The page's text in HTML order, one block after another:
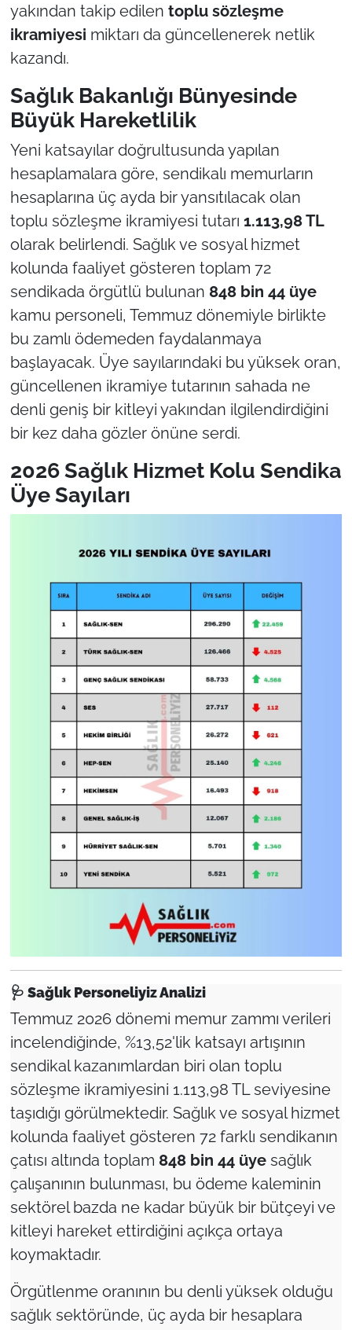
yakından takip edilen toplu sözleşme
ikramiyesi miktarı da güncellenerek netlik
kazandı.
Sağlık Bakanlığı Bünyesinde
Büyük Hareketlilik
Yeni katsayılar doğrultusunda yapılan
hesaplamalara göre, sendikalı memurların
hesaplarına üç ayda bir yansıtılacak olan
toplu sözleşme ikramiyesi tutarı 1.113,98 TL
olarak belirlendi. Sağlık ve sosyal hizmet
kolunda faaliyet gösteren toplam 72
sendikada örgütlü bulunan 848 bin 44 üye
kamu personeli, Temmuz dönemiyle birlikte
bu zamlı ödemeden faydalanmaya
başlayacak. Üye sayılarındaki bu yüksek oran,
güncellenen ikramiye tutarının sahada ne
denli geniş bir kitleyi yakından ilgilendirdiğini
bir kez daha gözler önüne serdi.
2026 Sağlık Hizmet Kolu Sendika
Üye Sayıları
🩺 Sağlık Personeliyiz Analizi
Temmuz 2026 dönemi memur zammı verileri
incelendiğinde, %13,52'lik katsayı artışının
sendikal kazanımlardan biri olan toplu
sözleşme ikramiyesini 1.113,98 TL seviyesine
taşıdığı görülmektedir. Sağlık ve sosyal hizmet
kolunda faaliyet gösteren 72 farklı sendikanın
çatısı altında toplam 848 bin 44 üyesağlık
çalışanının bulunması, bu ödeme kaleminin
sektörel bazda ne kadar büyük bir bütçeyi ve
kitleyi hareket ettirdiğini açıkça ortaya
koymaktadır.
Örgütlenme oranının bu denli yüksek olduğu
sağlık sektöründe, üç ayda bir hesaplara